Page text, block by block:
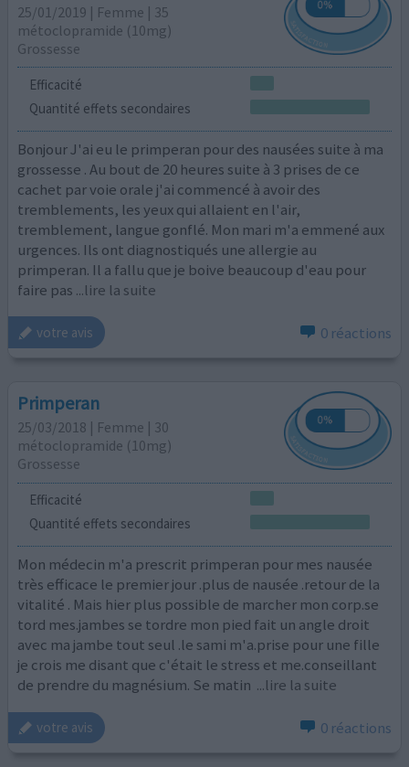
25/01/2019 | Femme | 35
métoclopramide (10mg)
Grossesse
Efficacité
Quantité effets secondaires
Bonjour J'ai eu le primperan pour des nausées suite à ma
grossesse . Au bout de 20 heures suite à 3 prises de ce
cachet par voie orale j'ai commencé à avoir des
tremblements, les yeux qui allaient en l'air,
tremblement, langue gonflé. Mon mari m'a emmené aux
urgences. Ils ont diagnostiqués une allergie au
primperan. Il a fallu que je boive beaucoup d'eau pour
faire pas ...lire la suite
votre avis 0 réactions
Primperan
25/03/2018 | Femme | 30
métoclopramide (10mg)
Grossesse
Efficacité
Quantité effets secondaires
Mon médecin m'a prescrit primperan pour mes nausée
très efficace le premier jour .plus de nausée .retour de la
vitalité . Mais hier plus possible de marcher mon corp.se
tord mes.jambes se tordre mon pied fait un angle droit
avec ma jambe tout seul .le sami m'a.prise pour une fille
je crois me disant que c'était le stress et me.conseillant
de prendre du magnésium. Se matin ...lire la suite
votre avis 0 réactions